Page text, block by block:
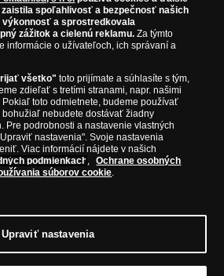
doložené aj priloženým Certifikátom
Pokladnica, s. r. o.; Námestie Mateja Korvína 1,
IČO: 45 480 206, DIČ: SK2023004302
cookie môžetekliknutím na tento
odkaz.
zaistila spoľahlivosť a bezpečnosť našich
výkonnosť a sprostredkovala
zážitok a cielenú reklamu. Za týmto
informácie o užívateľoch, ich správaní a
všetko" toto prijímate a súhlasíte s tým,
zdieľať s tretími stranami, napr. našimi
toto odmietnete, budeme používať
bohužiaľ nebudete dostávať žiadny
Pre podrobnosti a nastavenie vlastných
nastavenia". Svoje nastavenia
Viac informácií nájdete v našich
podmienkach ,
Ochrane osobných
súborov cookie.
Upraviť nastavenia